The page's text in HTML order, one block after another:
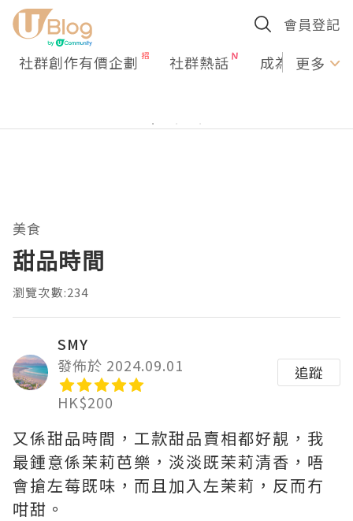
會員登記
社群創作有價企劃 社群熱話 成為U更多
美食
甜品時間
瀏覽次數:234
SMY
發佈於 2024.09.01
HK$200
追蹤
又係甜品時間，工款甜品賣相都好靚，我
最鍾意係茉莉芭樂，淡淡既茉莉清香，唔
會搶左莓既味，而且加入左茉莉，反而冇
咁甜。